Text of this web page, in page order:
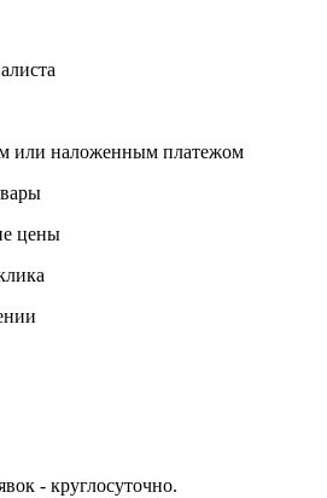
или наложенным платежом
цены
- круглосуточно.